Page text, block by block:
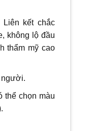
Liên kết chắc
không lộ đầu
thẩm mỹ cao
thể chọn màu